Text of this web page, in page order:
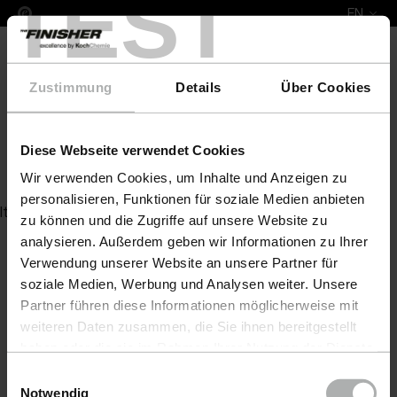
TEST
Zustimmung Details Über Cookies
Diese Webseite verwendet Cookies
Wir verwenden Cookies, um Inhalte und Anzeigen zu
personalisieren, Funktionen für soziale Medien anbieten
zu können und die Zugriffe auf unsere Website zu
analysieren. Außerdem geben wir Informationen zu Ihrer
Verwendung unserer Website an unsere Partner für
soziale Medien, Werbung und Analysen weiter. Unsere
Partner führen diese Informationen möglicherweise mit
weiteren Daten zusammen, die Sie ihnen bereitgestellt
Einstellungen zu den Cookies finden Sie unter
Notwendig
EN
Plast Star 96.
Item not found